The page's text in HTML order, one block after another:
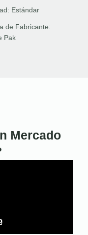
Estándar
de Fabricante:
Pak
Mercado